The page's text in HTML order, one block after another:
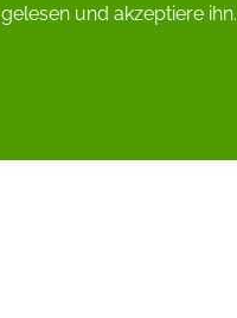
gelesen und akzeptiere ihn.